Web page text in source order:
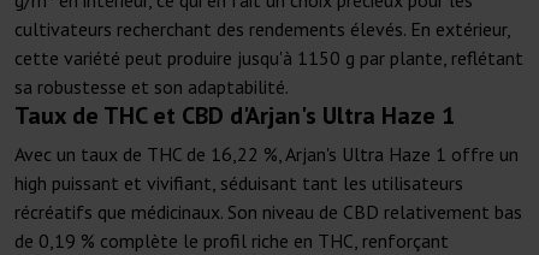
cultivateurs recherchant des rendements élevés. En extérieur,
cette variété peut produire jusqu'à 1150 g par plante, reflétant
sa robustesse et son adaptabilité.
Taux de THC et CBD d'Arjan's Ultra Haze 1
Avec un taux de THC de 16,22 %, Arjan's Ultra Haze 1 offre un
high puissant et vivifiant, séduisant tant les utilisateurs
récréatifs que médicinaux. Son niveau de CBD relativement bas
de 0,19 % complète le profil riche en THC, renforçant